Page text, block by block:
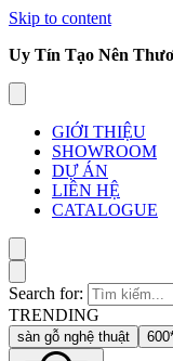
Skip to content
Uy Tín Tạo Nên
GIỚI THIỆU
SHOWROOM
DỰ ÁN
LIÊN HỆ
CATALOGUE
Search for:
TRENDING
sàn gỗ nghệ thuật